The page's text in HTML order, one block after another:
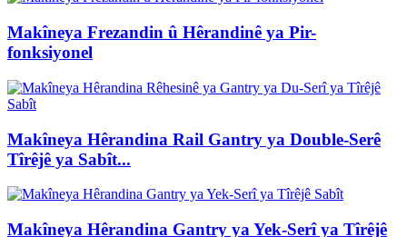
Makîneya Frezandin û Hêrandinê ya Pir-
fonksiyonel
Makîneya Hêrandina Rail Gantry ya Double-Serê
Tîrêjê ya Sabît...
Makîneya Hêrandina Gantry ya Yek-Serî ya Tîrêjê